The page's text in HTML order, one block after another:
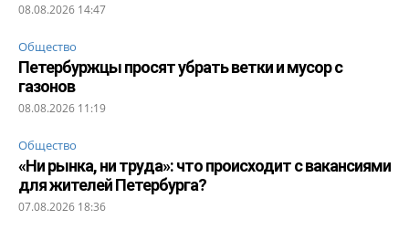
08.08.2026 14:47
Общество
Петербуржцы просят убрать ветки и мусор с
газонов
08.08.2026 11:19
Общество
«Ни рынка, ни труда»: что происходит с вакансиями
для жителей Петербурга?
07.08.2026 18:36